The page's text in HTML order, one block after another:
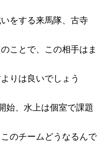
をする来馬隊、古寺
ことで、この相手はま
りは良いでしょう
始、水上は個室で課題
のチームどうなるんで